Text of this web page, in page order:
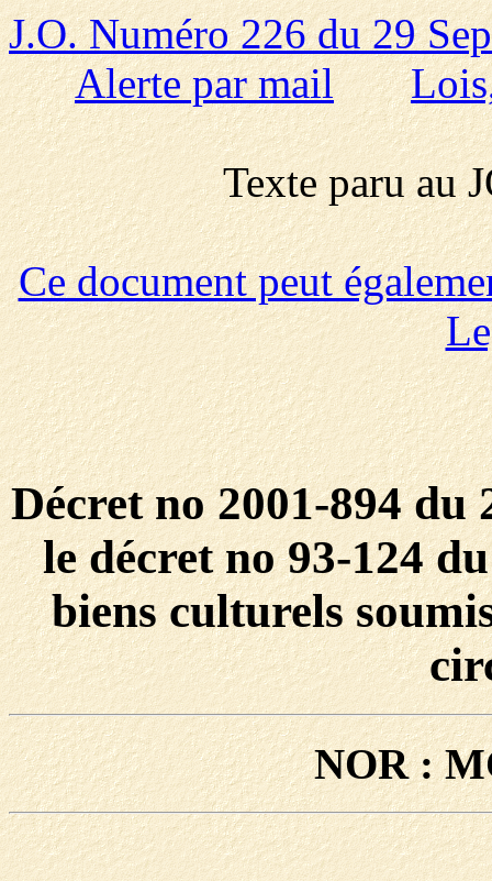
J.O. Numéro 226 du 29
Alerte par mail
Texte paru au
Ce document peut
Décret no 2001-894 du
le décret no 93-124
biens culturels
NOR :